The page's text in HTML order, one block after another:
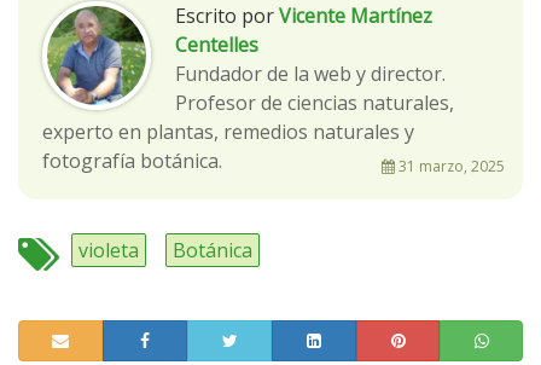
Escrito porVicente Martínez
Centelles
Fundador de la web y director.
Profesor de ciencias naturales,
experto en plantas, remedios naturales y
fotografía botánica.
31 marzo, 2025
violeta Botánica